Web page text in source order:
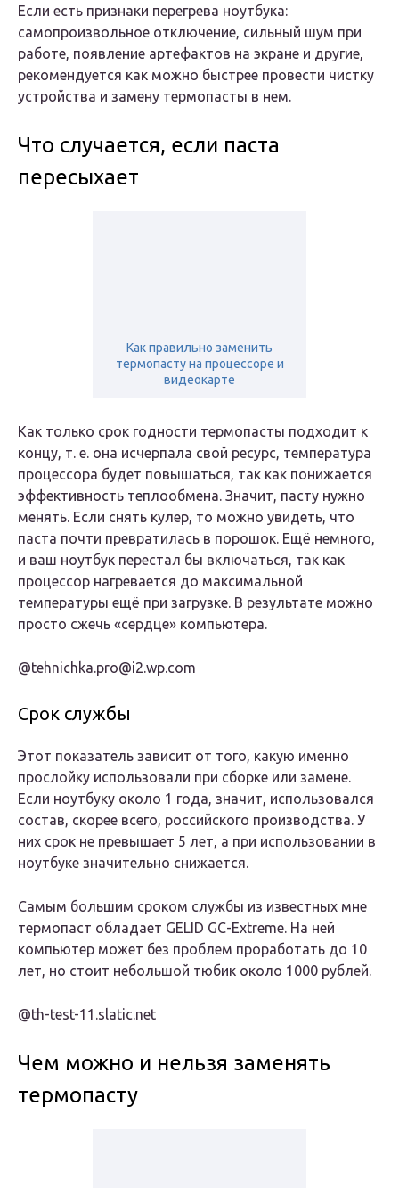
Если есть признаки перегрева ноутбука:
самопроизвольное отключение, сильный шум при
работе, появление артефактов на экране и другие,
рекомендуется как можно быстрее провести чистку
устройства и замену термопасты в нем.
Что случается, если паста
пересыхает
Как правильно заменить
термопасту на процессоре и
видеокарте
Как только срок годности термопасты подходит к
концу, т. е. она исчерпала свой ресурс, температура
процессора будет повышаться, так как понижается
эффективность теплообмена. Значит, пасту нужно
менять. Если снять кулер, то можно увидеть, что
паста почти превратилась в порошок. Ещё немного,
и ваш ноутбук перестал бы включаться, так как
процессор нагревается до максимальной
температуры ещё при загрузке. В результате можно
просто сжечь «сердце» компьютера.
@tehnichka.pro@i2.wp.com
Срок службы
Этот показатель зависит от того, какую именно
прослойку использовали при сборке или замене.
Если ноутбуку около 1 года, значит, использовался
состав, скорее всего, российского производства. У
них срок не превышает 5 лет, а при использовании в
ноутбуке значительно снижается.
Самым большим сроком службы из известных мне
термопаст обладает GELID GC-Extreme. На ней
компьютер может без проблем проработать до 10
лет, но стоит небольшой тюбик около 1000 рублей.
@th-test-11.slatic.net
Чем можно и нельзя заменять
термопасту